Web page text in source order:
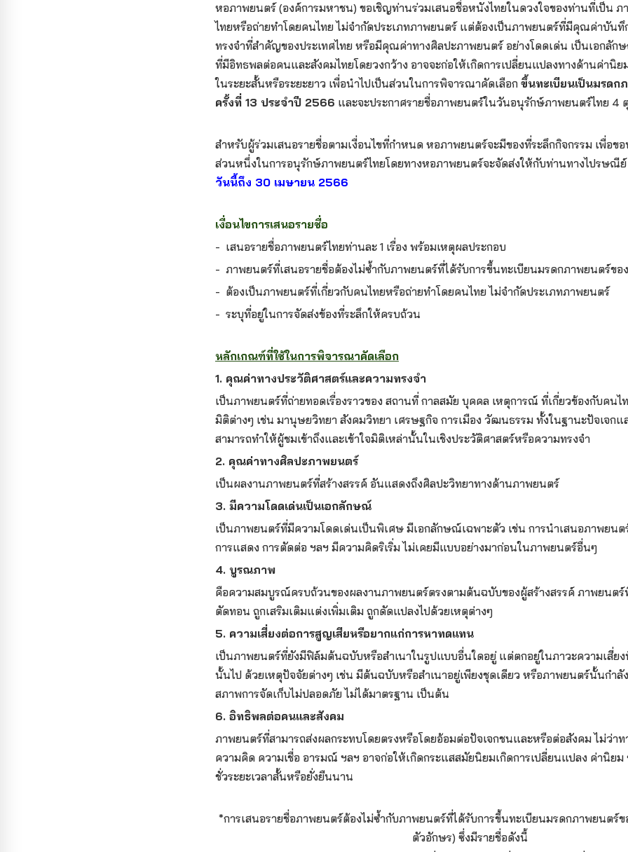
หอภาพยนตร์ (องค์การมหาชน) ขอเชิญท่านร่วมเสนอชื่อหนังไทยในดวงใจของท่านที่เป็น
ไทยหรือถ่ายทำโดยคนไทย ไม่จำกัดประเภทภาพยนตร์ แต่ต้องเป็นภาพยนตร์ที่มีคุณค่าบันทึ
ทรงจำที่สำคัญของประเทศไทย หรือมีคุณค่าทางศิลปะภาพยนตร์ อย่างโดดเด่น เป็นเอกลั
ที่มีอิทธพลต่อคนและสังคมไทยโดยวงกว้าง อาจจะก่อให้เกิดการเปลี่ยนแปลงทางด้านค่านิย
ในระยะสั้นหรือระยะยาว เพื่อนำไปเป็นส่วนในการพิจารณาคัดเลือก ขึ้นทะเบียนเป็นมรดก
ครั้งที่ 13 ประจำปี 2566 และจะประกาศรายชื่อภาพยนตร์ในวันอนุรักษ์ภาพยนตร์ไทย 4
สำหรับผู้ร่วมเสนอรายชื่อตามเงื่อนไขที่กำหนด หอภาพยนตร์จะมีของที่ระลึกกิจกรรม เพื่อ
ส่วนหนึ่งในการอนุรักษ์ภาพยนตร์ไทยโดยทางหอภาพยนตร์จะจัดส่งให้กับท่านทางไปรษณี
วันนี้ถึง 30 เมษายน 2566
เงื่อนไขการเสนอรายชื่อ
- เสนอรายชื่อภาพยนตร์ไทยท่านละ 1 เรื่อง พร้อมเหตุผลประกอบ
- ภาพยนตร์ที่เสนอรายชื่อต้องไม่ซ้ำกับภาพยนตร์ที่ได้รับการขึ้นทะเบียนมรดกภาพยนตร์ขอ
- ต้องเป็นภาพยนตร์ที่เกี่ยวกับคนไทยหรือถ่ายทำโดยคนไทย ไม่จำกัดประเภทภาพยนตร์
- ระบุที่อยู่ในการจัดส่งข้องที่ระลึกให้ครบถ้วน
หลักเกณฑ์ที่ใช้ในการพิจารณาคัดเลือก
1. คุณค่าทางประวัติศาสตร์และความทรงจำ
เป็นภาพยนตร์ที่ถ่ายทอดเรื่องราวของ สถานที่ กาลสมัย บุคคล เหตุการณ์ ที่เกี่ยวข้องกับคนไ
มิติต่างๆ เช่น มานุษยวิทยา สังคมวิทยา เศรษฐกิจ การเมือง วัฒนธรรม ทั้งในฐานะปัจเจก
สามารถทำให้ผู้ชมเข้าถึงและเข้าใจมิติเหล่านั้นในเชิงประวัติศาสตร์หรือความทรงจำ
2. คุณค่าทางศิลปะภาพยนตร์
เป็นผลงานภาพยนตร์ที่สร้างสรรค์ อันแสดงถึงศิลปะวิทยาทางด้านภาพยนตร์
3. มีความโดดเด่นเป็นเอกลักษณ์
เป็นภาพยนตร์ที่มีความโดดเด่นเป็นพิเศษ มีเอกลักษณ์เฉพาะตัว เช่น การนำเสนอภาพยนต
การแสดง การตัดต่อ ฯลฯ มีความคิดริเริ่ม ไม่เคยมีแบบอย่างมาก่อนในภาพยนตร์อื่นๆ
4. บูรณภาพ
คือความสมบูรณ์ครบถ้วนของผลงานภาพยนตร์ตรงตามต้นฉบับของผู้สร้างสรรค์ ภาพยนตร์
ตัดทอน ถูกเสริมเติมแต่งเพิ่มเติม ถูกดัดแปลงไปด้วยเหตุต่างๆ
5. ความเสี่ยงต่อการสูญเสียหรือยากแก่การหาทดแทน
เป็นภาพยนตร์ที่ยังมีฟิล์มต้นฉบับหรือสำเนาในรูปแบบอื่นใดอยู่ แต่ตกอยู่ในภาวะความเสี่ย
นั้นไป ด้วยเหตุปัจจัยต่างๆ เช่น มีต้นฉบับหรือสำเนาอยู่เพียงชุดเดียว หรือภาพยนตร์นั้นกำลั
สภาพการจัดเก็บไม่ปลอดภัย ไม่ได้มาตรฐาน เป็นต้น
6. อิทธิพลต่อคนและสังคม
ภาพยนตร์ที่สามารถส่งผลกระทบโดยตรงหรือโดยอ้อมต่อปัจเจกชนและหรือต่อสังคม ไม่ว่า
ความคิด ความเชื่อ อารมณ์ ฯลฯ อาจก่อให้เกิดกระแสสมัยนิยมเกิดการเปลี่ยนแปลง ค่านิยม
ชั่วระยะเวลาสั้นหรือยั่งยืนนาน
*การเสนอรายชื่อภาพยนตร์ต้องไม่ซ้ำกับภาพยนตร์ที่ได้รับการขึ้นทะเบียนมรดกภาพยนตร์ข
ตัวอักษร) ซึ่งมีรายชื่อดังนี้